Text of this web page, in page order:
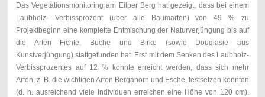
Das Vegetationsmonitoring am Eilper Berg hat gezeigt, dass bei einem
Laubholz- Verbissprozent (über alle Baumarten) von 49 % zu
Projektbeginn eine komplette Entmischung der Naturverjüngung bis auf
die Arten Fichte, Buche und Birke (sowie Douglasie aus
Kunstverjüngung) stattgefunden hat. Erst mit dem Senken des Laubholz-
Verbissprozentes auf 12 % konnte erreicht werden, dass sich mehr
Arten, z. B. die wichtigen Arten Bergahorn und Esche, festsetzen konnten
(d. h. ausreichend viele Individuen erreichen eine Höhe von 120 cm).